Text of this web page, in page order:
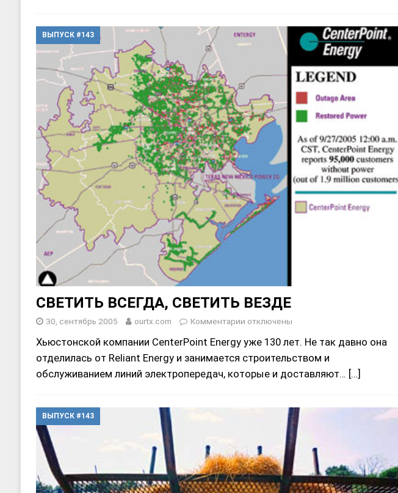
ВЫПУСК #143
СВЕТИТЬ ВСЕГДА, СВЕТИТЬ ВЕЗДЕ
30, сентябрь 2005 ourtx.com Комментарии отключены
Хьюстонской компании CenterPoint Energy уже 130 лет. Не так давно она
отдeлилась от Reliant Energy и занимается строительством и
обслуживанием линий электропередач, которые и доставляют… […]
ВЫПУСК #143